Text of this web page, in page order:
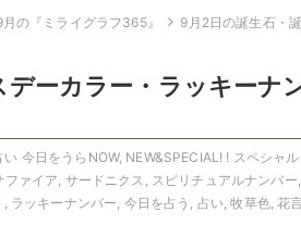
月の『ミライグラフ365』 9月2日の誕生石・
ーカラー・ラッキーナ
今日をうらNOW, NEW&SPECIAL! ! スペシャ
ファイア, サードニクス , スピリチュアルナンバー
, ラッキーナンバー, 今日を占う , 占い,牧草色,花